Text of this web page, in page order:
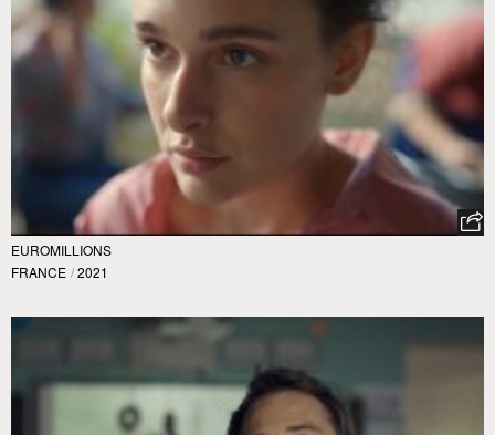
EUROMILLIONS
FRANCE / 2021